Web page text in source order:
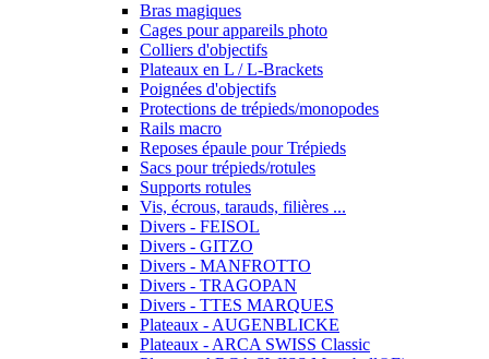
Bras magiques
Cages pour appareils photo
Colliers d'objectifs
Plateaux en L / L-Brackets
Poignées d'objectifs
Protections de trépieds/monopodes
Rails macro
Reposes épaule pour Trépieds
Sacs pour trépieds/rotules
Supports rotules
Vis, écrous, tarauds, filières ...
Divers - FEISOL
Divers - GITZO
Divers - MANFROTTO
Divers - TRAGOPAN
Divers - TTES MARQUES
Plateaux - AUGENBLICKE
Plateaux - ARCA SWISS Classic